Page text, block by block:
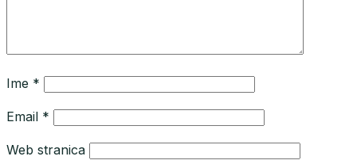
Ime *
Email *
Web stranica